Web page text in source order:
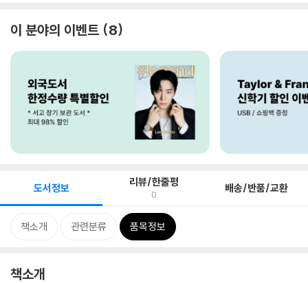
이 분야의 이벤트 8
도서정보 리뷰/한줄평
0 배송/반품/교환
책소개 관련분류 품목정보
책소개